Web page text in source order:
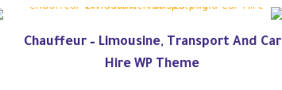
Chauffeur – Limousine, Transport And Car
Hire WP Theme